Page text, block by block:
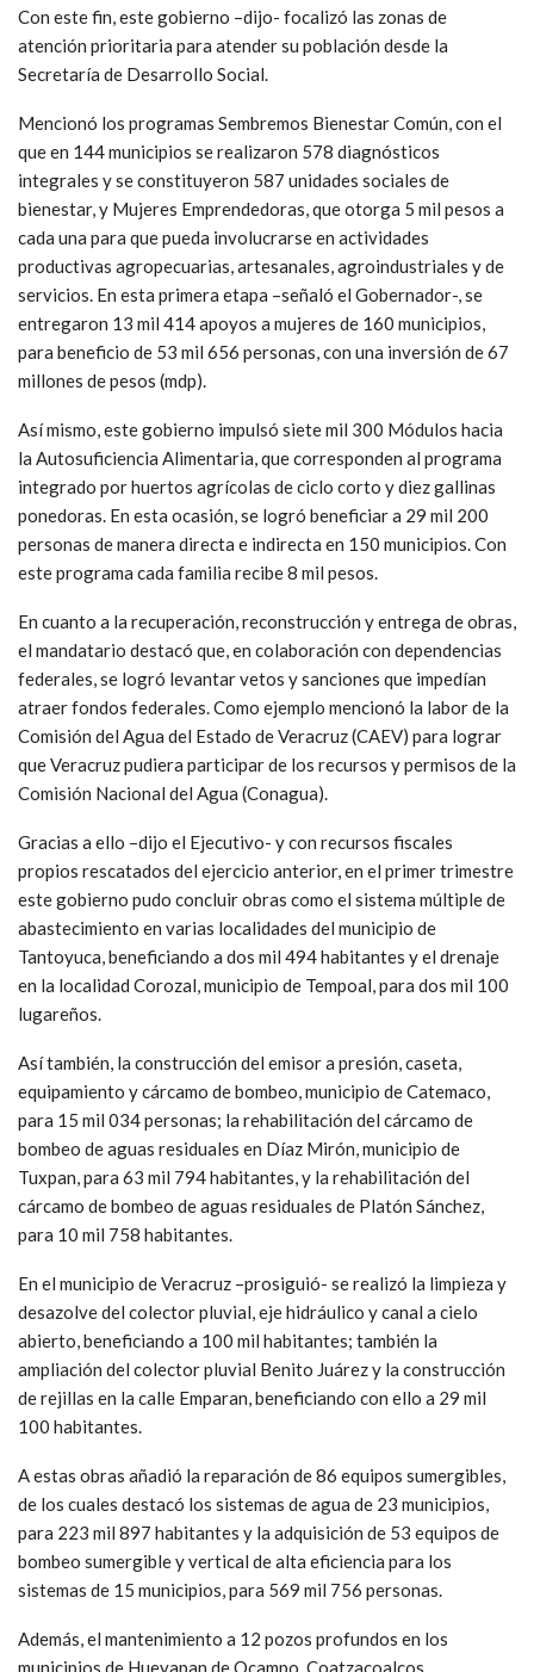
Con este fin, este gobierno –dijo- focalizó las zonas de
atención prioritaria para atender su población desde la
Secretaría de Desarrollo Social.
Mencionó los programas Sembremos Bienestar Común, con el
que en 144 municipios se realizaron 578 diagnósticos
integrales y se constituyeron 587 unidades sociales de
bienestar, y Mujeres Emprendedoras, que otorga 5 mil pesos a
cada una para que pueda involucrarse en actividades
productivas agropecuarias, artesanales, agroindustriales y de
servicios. En esta primera etapa –señaló el Gobernador-, se
entregaron 13 mil 414 apoyos a mujeres de 160 municipios,
para beneficio de 53 mil 656 personas, con una inversión de 67
millones de pesos (mdp).
Así mismo, este gobierno impulsó siete mil 300 Módulos hacia
la Autosuficiencia Alimentaria, que corresponden al programa
integrado por huertos agrícolas de ciclo corto y diez gallinas
ponedoras. En esta ocasión, se logró beneficiar a 29 mil 200
personas de manera directa e indirecta en 150 municipios. Con
este programa cada familia recibe 8 mil pesos.
En cuanto a la recuperación, reconstrucción y entrega de obras,
el mandatario destacó que, en colaboración con dependencias
federales, se logró levantar vetos y sanciones que impedían
atraer fondos federales. Como ejemplo mencionó la labor de la
Comisión del Agua del Estado de Veracruz (CAEV) para lograr
que Veracruz pudiera participar de los recursos y permisos de la
Comisión Nacional del Agua (Conagua).
Gracias a ello –dijo el Ejecutivo- y con recursos fiscales
propios rescatados del ejercicio anterior, en el primer trimestre
este gobierno pudo concluir obras como el sistema múltiple de
abastecimiento en varias localidades del municipio de
Tantoyuca, beneficiando a dos mil 494 habitantes y el drenaje
en la localidad Corozal, municipio de Tempoal, para dos mil 100
lugareños.
Así también, la construcción del emisor a presión, caseta,
equipamiento y cárcamo de bombeo, municipio de Catemaco,
para 15 mil 034 personas; la rehabilitación del cárcamo de
bombeo de aguas residuales en Díaz Mirón, municipio de
Tuxpan, para 63 mil 794 habitantes, y la rehabilitación del
cárcamo de bombeo de aguas residuales de Platón Sánchez,
para 10 mil 758 habitantes.
En el municipio de Veracruz –prosiguió- se realizó la limpieza y
desazolve del colector pluvial, eje hidráulico y canal a cielo
abierto, beneficiando a 100 mil habitantes; también la
ampliación del colector pluvial Benito Juárez y la construcción
de rejillas en la calle Emparan, beneficiando con ello a 29 mil
100 habitantes.
A estas obras añadió la reparación de 86 equipos sumergibles,
de los cuales destacó los sistemas de agua de 23 municipios,
para 223 mil 897 habitantes y la adquisición de 53 equipos de
bombeo sumergible y vertical de alta eficiencia para los
sistemas de 15 municipios, para 569 mil 756 personas.
Además, el mantenimiento a 12 pozos profundos en los
municipios de Hueyapan de Ocampo, Coatzacoalcos,